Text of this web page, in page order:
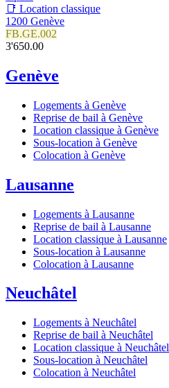
📑 Location classique
1200 Genève
FB.GE.002
3'650.00
Genève
Logements à Genève
Reprise de bail à Genève
Location classique à Genève
Sous-location à Genève
Colocation à Genève
Lausanne
Logements à Lausanne
Reprise de bail à Lausanne
Location classique à Lausanne
Sous-location à Lausanne
Colocation à Lausanne
Neuchâtel
Logements à Neuchâtel
Reprise de bail à Neuchâtel
Location classique à Neuchâtel
Sous-location à Neuchâtel
Colocation à Neuchâtel